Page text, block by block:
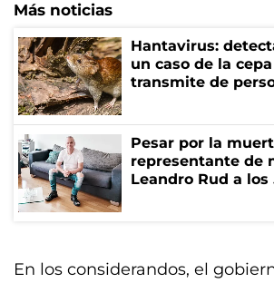
Más noticias
Hantavirus:
un caso de la
transmite de
Pesar por la
representante de
Leandro Rud a los
En los considerandos, el